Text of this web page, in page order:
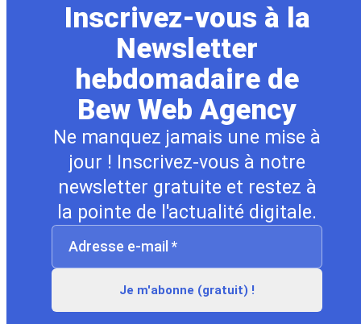
Inscrivez-vous à la
Newsletter
hebdomadaire de
Bew Web Agency
Ne manquez jamais une mise à
jour ! Inscrivez-vous à notre
newsletter gratuite et restez à
la pointe de l'actualité digitale.